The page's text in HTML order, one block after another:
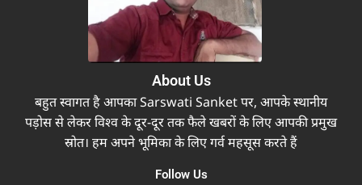
About Us
बहुत स्वागत है आपका Sarswati Sanket पर, आपके स्थानीय
पड़ोस से लेकर विश्व के दूर-दूर तक फैले खबरों के लिए आपकी प्रमुख
स्रोत। हम अपने भूमिका के लिए गर्व महसूस करते हैं
Follow Us